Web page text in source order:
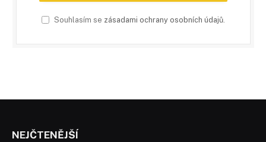
Souhlasím se zásadami ochrany osobních údajů.
NEJČTENĚJŠÍ